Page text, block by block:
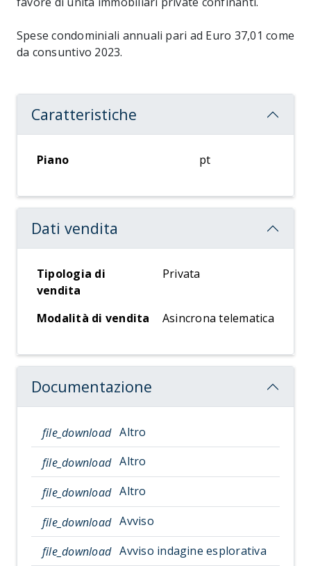
Spese condominiali annuali pari ad Euro 37,01 come
da consuntivo 2023.
Caratteristiche
Piano pt
Dati vendita
Tipologia di
vendita
Privata
Modalità di vendita Asincrona telematica
Documentazione
file_download Altro
file_download Altro
file_download Altro
file_download Avviso
file_download Avviso indagine esplorativa